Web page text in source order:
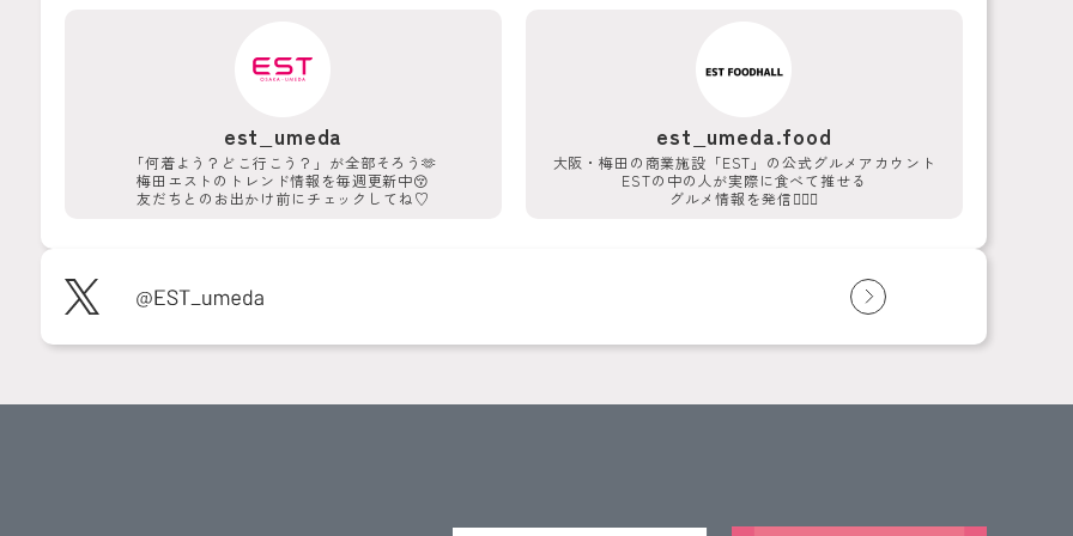
est_umeda
「何着よう？どこ行こう？」が全部そろう🫶
梅田エストのトレンド情報を毎週更新中😚
友だちとのお出かけ前にチェックしてね♡
est_umeda.food
大阪・梅田の商業施設「EST」の公式グルメアカウント
ESTの中の人が実際に食べて推せる
グルメ情報を発信💁‍♀️✨